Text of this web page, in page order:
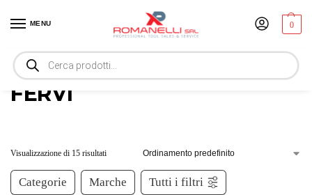
MENU 0
Home / Marchi / FERVI
FERVI
Visualizzazione di 15 risultati
Categorie Marche Tutti i filtri